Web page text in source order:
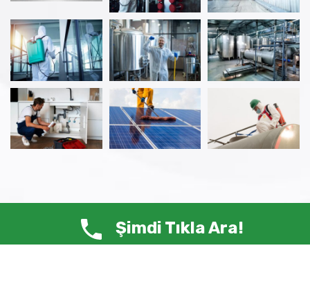
© Copyright 2025 ANTİ HAŞERE – Tüm Hakları Saklıdır.
Şimdi Tıkla Ara!